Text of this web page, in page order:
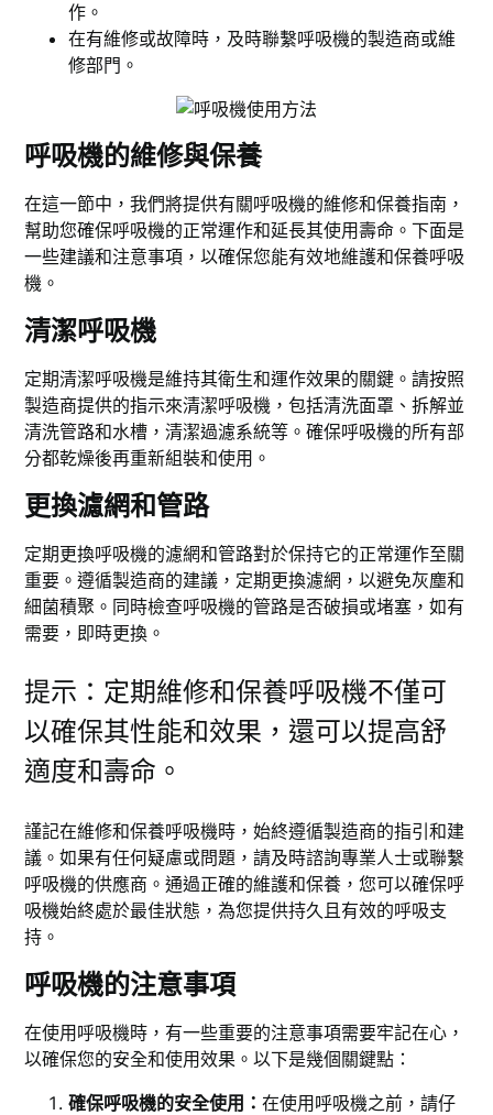
作。
在有維修或故障時，及時聯繫呼吸機的製造商或維
修部門。
呼吸機的維修與保養
在這一節中，我們將提供有關呼吸機的維修和保養指南，
幫助您確保呼吸機的正常運作和延長其使用壽命。下面是
一些建議和注意事項，以確保您能有效地維護和保養呼吸
機。
清潔呼吸機
定期清潔呼吸機是維持其衛生和運作效果的關鍵。請按照
製造商提供的指示來清潔呼吸機，包括清洗面罩、拆解並
清洗管路和水槽，清潔過濾系統等。確保呼吸機的所有部
分都乾燥後再重新組裝和使用。
更換濾網和管路
定期更換呼吸機的濾網和管路對於保持它的正常運作至關
重要。遵循製造商的建議，定期更換濾網，以避免灰塵和
細菌積聚。同時檢查呼吸機的管路是否破損或堵塞，如有
需要，即時更換。
提示：定期維修和保養呼吸機不僅可
以確保其性能和效果，還可以提高舒
適度和壽命。
謹記在維修和保養呼吸機時，始終遵循製造商的指引和建
議。如果有任何疑慮或問題，請及時諮詢專業人士或聯繫
呼吸機的供應商。通過正確的維護和保養，您可以確保呼
吸機始終處於最佳狀態，為您提供持久且有效的呼吸支
持。
呼吸機的注意事項
在使用呼吸機時，有一些重要的注意事項需要牢記在心，
以確保您的安全和使用效果。以下是幾個關鍵點：
確保呼吸機的安全使用：在使用呼吸機之前，請仔